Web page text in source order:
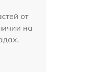
от
на